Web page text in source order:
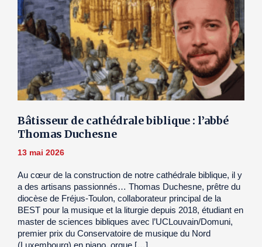
Bâtisseur de cathédrale biblique : l’abbé
Thomas Duchesne
13 mai 2026
Au cœur de la construction de notre cathédrale biblique, il y
a des artisans passionnés… Thomas Duchesne, prêtre du
diocèse de Fréjus-Toulon, collaborateur principal de la
BEST pour la musique et la liturgie depuis 2018, étudiant en
master de sciences bibliques avec l’UCLouvain/Domuni,
premier prix du Conservatoire de musique du Nord
(Luxembourg) en piano, orgue […]